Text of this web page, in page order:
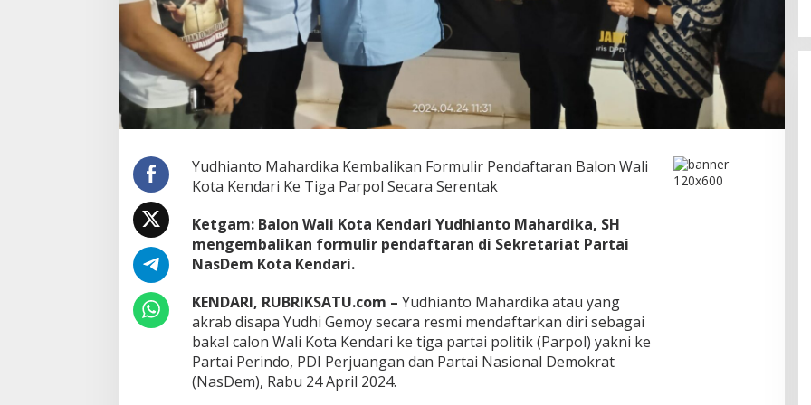
i
r
P
e
r
a
B
a
l
o
W
l
i
K
Yudhianto Mahardika Kembalikan Formulir Pendaftaran Balon Wali
Kota Kendari Ke Tiga Parpol Secara Serentak
Ketgam: Balon Wali Kota Kendari Yudhianto Mahardika, SH
mengembalikan formulir pendaftaran di Sekretariat Partai
NasDem Kota Kendari.
KENDARI, RUBRIKSATU.com – Yudhianto Mahardika atau yang
akrab disapa Yudhi Gemoy secara resmi mendaftarkan diri sebagai
bakal calon Wali Kota Kendari ke tiga partai politik (Parpol) yakni ke
Partai Perindo, PDI Perjuangan dan Partai Nasional Demokrat
(NasDem), Rabu 24 April 2024.